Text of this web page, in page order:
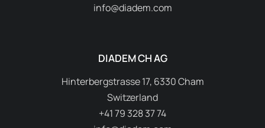
info@diadem.com
DIADEM CH AG
Hinterbergstrasse 17, 6330 Cham
Switzerland
+41 79 328 37 74